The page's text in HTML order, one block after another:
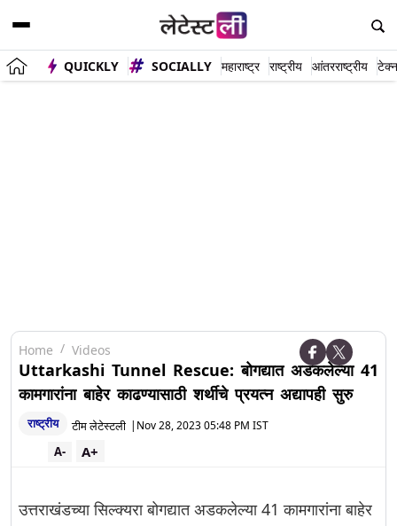
QUICKLY SOCIALLY महाराष्ट्र राष्ट्रीय आंतरराष्ट्रीय
Home Videos
Uttarkashi Tunnel Rescue: बोगद्यात अडकलेल्या 41
कामगारांना बाहेर काढण्यासाठी शर्थीचे प्रयत्न अद्यापही सुरु
राष्ट्रीय टीम लेटेस्टली | Nov 28, 2023 05:48 PM IST
A+
A-
उत्तराखंडच्या सिल्क्यरा बोगद्यात अडकलेल्या 41 कामगारांना बाहेर